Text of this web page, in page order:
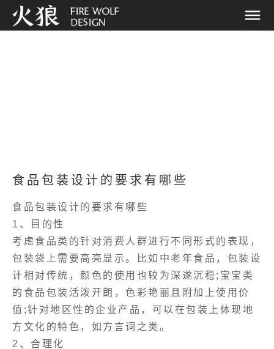
食品包装设计的要求有哪些
食品包装设计的要求有哪些
1、目的性
考虑食品类的针对消费人群进行不同形式的表现，
包装袋上需要高亮显示。比如中老年食品，包装设
计相对传统，颜色的使用也较为深遂沉稳;宝宝类
的食品包装活泼开朗，色彩艳丽且附加上使用价
值;针对地区性的企业产品，可以在包装上体现地
方文化的特色，如方言词之类。
2、合理化